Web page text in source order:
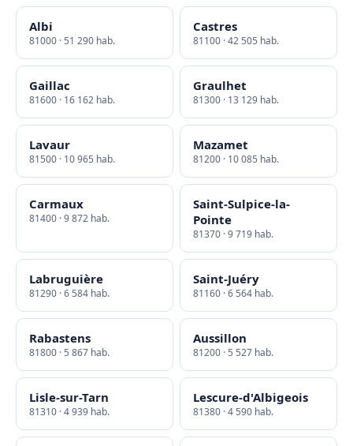
Albi
81000 · 51 290 hab.
Castres
81100 · 42 505 hab.
Gaillac
81600 · 16 162 hab.
Graulhet
81300 · 13 129 hab.
Lavaur
81500 · 10 965 hab.
Mazamet
81200 · 10 085 hab.
Carmaux
81400 · 9 872 hab.
Saint-Sulpice-la-
Pointe
81370 · 9 719 hab.
Labruguière
81290 · 6 584 hab.
Saint-Juéry
81160 · 6 564 hab.
Rabastens
81800 · 5 867 hab.
Aussillon
81200 · 5 527 hab.
Lisle-sur-Tarn
81310 · 4 939 hab.
Lescure-d'Albigeois
81380 · 4 590 hab.